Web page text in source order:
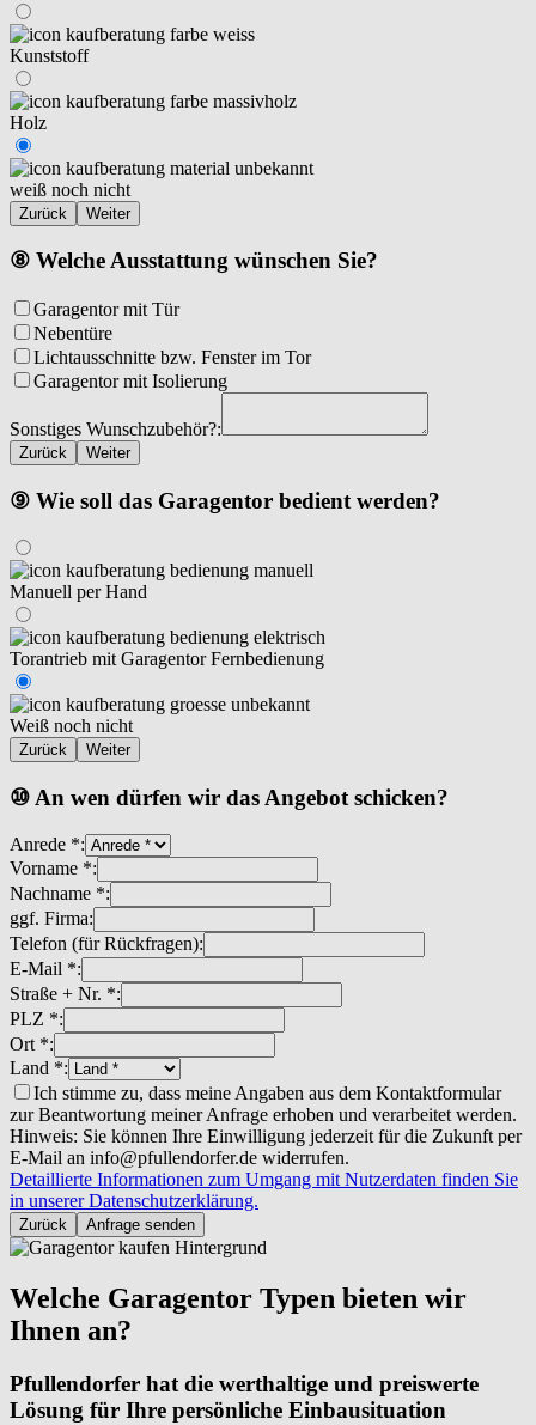
Kunststoff
Holz
weiß noch nicht
Zurück Weiter
⑧ Welche Ausstattung wünschen Sie?
Garagentor mit Tür
Nebentüre
Lichtausschnitte bzw. Fenster im Tor
Garagentor mit Isolierung
Sonstiges Wunschzubehör?:
Zurück Weiter
⑨ Wie soll das Garagentor bedient werden?
Manuell per Hand
Torantrieb mit Garagentor Fernbedienung
Weiß noch nicht
Zurück Weiter
⑩ An wen dürfen wir das Angebot schicken?
Anrede *:
Vorname *:
Nachname *:
ggf. Firma:
Telefon (für Rückfragen):
E-Mail *:
Straße + Nr. *:
PLZ *:
Ort *:
Land *:
Ich stimme zu, dass meine Angaben aus dem Kontaktformular
zur Beantwortung meiner Anfrage erhoben und verarbeitet werden.
Hinweis: Sie können Ihre Einwilligung jederzeit für die Zukunft per
E-Mail an info@pfullendorfer.de widerrufen.
Detaillierte Informationen zum Umgang mit Nutzerdaten finden Sie
in unserer Datenschutzerklärung.
Zurück Anfrage senden
Welche Garagentor Typen bieten wir
Ihnen an?
Pfullendorfer hat die werthaltige und preiswerte
Lösung für Ihre persönliche Einbausituation